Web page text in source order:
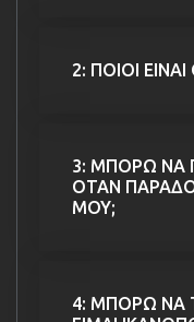
2: ΠΟΙΟΙ
3: ΜΠΟΡΩ ΝΑ
ΟΤΑΝ
ΜΟΥ;
4: ΜΠΟΡΩ ΝΑ